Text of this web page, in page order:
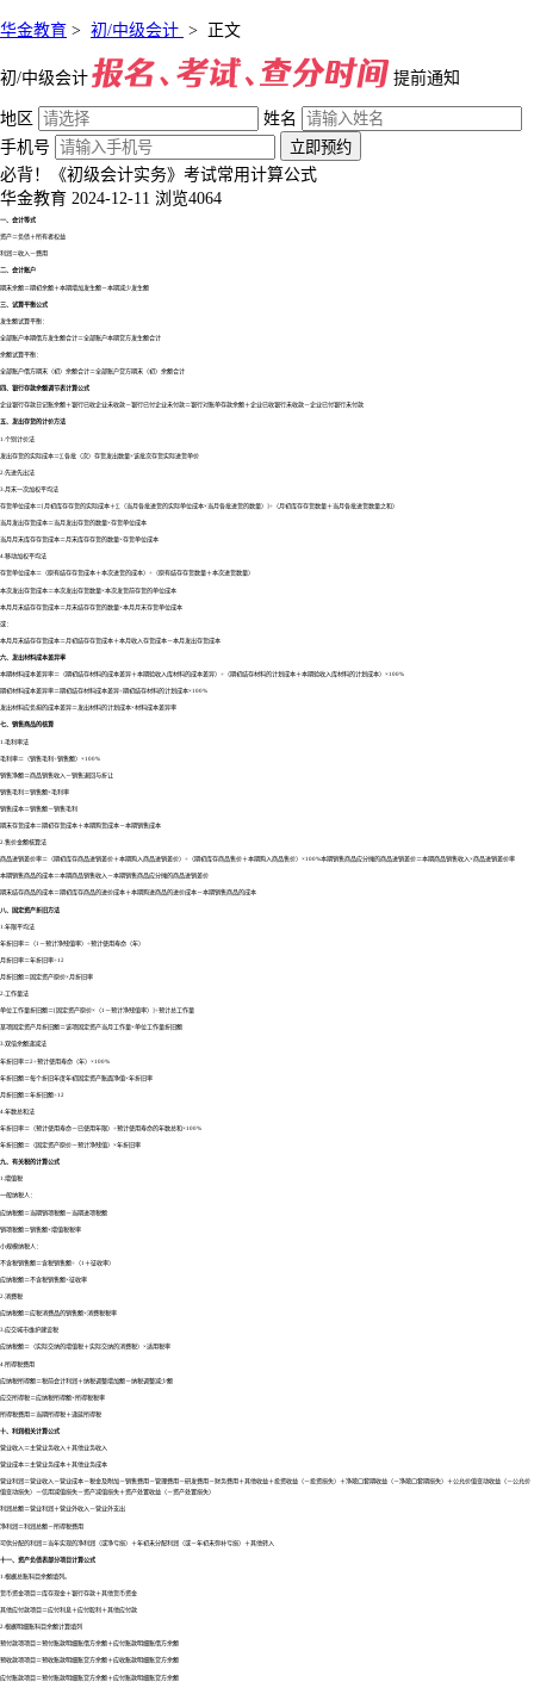
华金教育 > 初/中级会计 > 正文
初/中级会计 提前通知
地区
姓名
手机号
立即预约
必背！《初级会计实务》考试常用计算公式
华金教育 2024-12-11 浏览4064
一、会计等式
资产＝负债＋所有者权益
利润＝收入－费用
二、会计账户
期末余额＝期初余额＋本期增加发生额－本期减少发生额
三、试算平衡公式
发生额试算平衡：
全部账户本期借方发生额合计＝全部账户本期贷方发生额合计
余额试算平衡：
全部账户借方期末（初）余额合计＝全部账户贷方期末（初）余额合计
四、银行存款余额调节表计算公式
企业银行存款日记账余额＋银行已收企业未收款－银行已付企业未付款＝银行对账单存款余额＋企业已收银行未收款－企业已付银行未付款
五、发出存货的计价方法
1.个别计价法
发出存货的实际成本＝∑各批（次）存货发出数量×该批次存货实际进货单价
2.先进先出法
3.月末一次加权平均法
存货单位成本＝[月初库存存货的实际成本＋∑（当月各批进货的实际单位成本×当月各批进货的数量）]÷（月初库存存货数量＋当月各批进货数量之和）
当月发出存货成本＝当月发出存货的数量×存货单位成本
当月月末库存存货成本＝月末库存存货的数量×存货单位成本
4.移动加权平均法
存货单位成本＝（原有结存存货成本＋本次进货的成本）÷（原有结存存货数量＋本次进货数量）
本次发出存货成本＝本次发出存货数量×本次发货前存货的单位成本
本月月末结存存货成本＝月末结存存货的数量×本月月末存货单位成本
或：
本月月末结存存货成本＝月初结存存货成本＋本月收入存货成本－本月发出存货成本
六、发出材料成本差异率
本期材料成本差异率＝（期初结存材料的成本差异＋本期验收入库材料的成本差异）÷（期初结存材料的计划成本＋本期验收入库材料的计划成本）×100%
期初材料成本差异率＝期初结存材料成本差异÷期初结存材料的计划成本×100%
发出材料应负担的成本差异＝发出材料的计划成本×材料成本差异率
七、销售商品的核算
1.毛利率法
毛利率＝（销售毛利÷销售额）×100%
销售净额＝商品销售收入－销售退回与折让
销售毛利＝销售额×毛利率
销售成本＝销售额－销售毛利
期末存货成本＝期初存货成本＋本期购货成本－本期销售成本
2.售价金额核算法
商品进销差价率＝（期初库存商品进销差价＋本期购入商品进销差价）÷（期初库存商品售价＋本期购入商品售价）×100%本期销售商品应分摊的商品进销差价＝本期商品销售收入×商品进销差价率
本期销售商品的成本＝本期商品销售收入－本期销售商品应分摊的商品进销差价
期末结存商品的成本＝期初库存商品的进价成本＋本期购进商品的进价成本－本期销售商品的成本
八、固定资产折旧方法
1.年限平均法
年折旧率＝（1－预计净残值率）÷预计使用寿命（年）
月折旧率＝年折旧率÷12
月折旧额＝固定资产原价×月折旧率
2.工作量法
单位工作量折旧额＝[固定资产原价×（1－预计净残值率）]÷预计总工作量
某项固定资产月折旧额＝该项固定资产当月工作量×单位工作量折旧额
3.双倍余额递减法
年折旧率＝2÷预计使用寿命（年）×100%
年折旧额＝每个折旧年度年初固定资产账面净值×年折旧率
月折旧额＝年折旧额÷12
4.年数总和法
年折旧率＝（预计使用寿命－已使用年限）÷预计使用寿命的年数总和×100%
年折旧额＝（固定资产原价－预计净残值）×年折旧率
九、有关税的计算公式
1.增值税
一般纳税人：
应纳税额＝当期销项税额－当期进项税额
销项税额＝销售额×增值税税率
小规模纳税人：
不含税销售额＝含税销售额÷（1＋征收率）
应纳税额＝不含税销售额×征收率
2.消费税
应纳税额＝应税消费品的销售额×消费税税率
3.应交城市维护建设税
应纳税额＝（实际交纳的增值税＋实际交纳的消费税）×适用税率
4.所得税费用
应纳税所得额＝税前会计利润＋纳税调整增加额－纳税调整减少额
应交所得税＝应纳税所得额×所得税税率
所得税费用＝当期所得税＋递延所得税
十、利润相关计算公式
营业收入＝主营业务收入＋其他业务收入
营业成本＝主营业务成本＋其他业务成本
营业利润＝营业收入－营业成本－税金及附加－销售费用－管理费用－研发费用－财务费用＋其他收益＋投资收益（－投资损失）＋净敞口套期收益（－净敞口套期损失）＋公允价值变动收益（－公允价
值变动损失）－信用减值损失－资产减值损失＋资产处置收益（－资产处置损失）
利润总额＝营业利润＋营业外收入－营业外支出
净利润＝利润总额－所得税费用
可供分配的利润＝当年实现的净利润（或净亏损）＋年初未分配利润（或－年初未弥补亏损）＋其他转入
十一、资产负债表部分项目计算公式
1.根据总账科目余额填列。
货币资金项目＝库存现金＋银行存款＋其他货币资金
其他应付款项目＝应付利息＋应付股利＋其他应付款
2.根据明细账科目余额计算填列
预付款项项目＝预付账款明细账借方余额＋应付账款明细账借方余额
预收款项项目＝预收账款明细账贷方余额＋应收账款明细账贷方余额
应付账款项目＝预付账款明细账贷方余额＋应付账款明细账贷方余额